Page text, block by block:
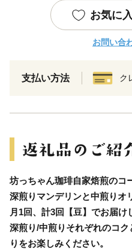
お気に
お問い合
支払い方法 ク
坊っちゃん珈琲自家焙煎のコ
深煎りマンデリンと中煎りオ
月1回、計3回【豆】でお届け
深煎り/中煎りそれぞれのコ
りをお楽しみください。